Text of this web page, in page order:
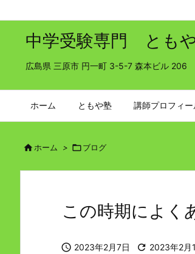
中学受験専門 とも
広島県 三原市 円一町 3-5-7 森本ビル
ホーム ともや塾 講師プロフィー
 ホーム > ブログ
この時期によく
 2023年2月7日  2023年2月